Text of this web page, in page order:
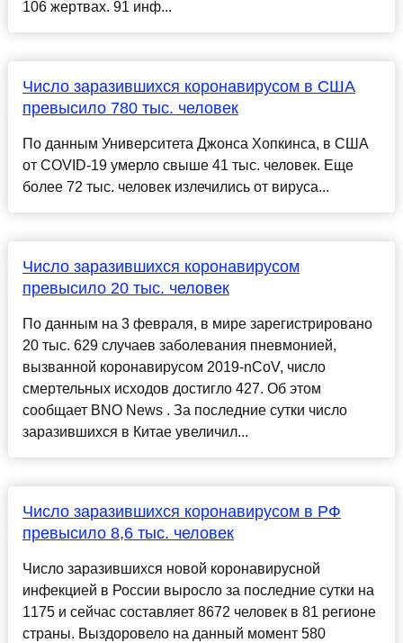
106 жертвах. 91 инф...
Число заразившихся коронавирусом в США
превысило 780 тыс. человек
По данным Университета Джонса Хопкинса, в США
от COVID-19 умерло свыше 41 тыс. человек. Еще
более 72 тыс. человек излечились от вируса...
Число заразившихся коронавирусом
превысило 20 тыс. человек
По данным на 3 февраля, в мире зарегистрировано
20 тыс. 629 случаев заболевания пневмонией,
вызванной коронавирусом 2019-nCoV, число
смертельных исходов достигло 427. Об этом
сообщает BNO News . За последние сутки число
заразившихся в Китае увеличил...
Число заразившихся коронавирусом в РФ
превысило 8,6 тыс. человек
Число заразившихся новой коронавирусной
инфекцией в России выросло за последние сутки на
1175 и сейчас составляет 8672 человек в 81 регионе
страны. Выздоровело на данный момент 580